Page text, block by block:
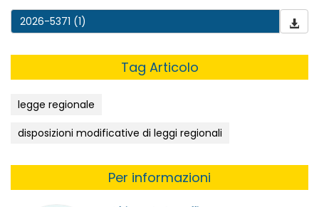
2026-5371 (1)
Tag Articolo
legge regionale
disposizioni modificative di leggi regionali
Per informazioni